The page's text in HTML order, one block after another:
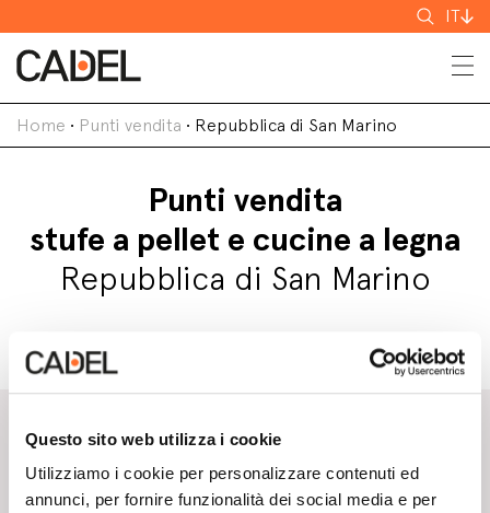
Questo sito web utilizza i cookie
Utilizziamo i cookie per personalizzare contenuti ed
annunci, per fornire funzionalità dei social media e per
Cerca
IT
Home • Punti vendita • Repubblica di San Marino
Punti vendita
stufe a pellet e cucine a legna
Repubblica di San Marino
Responsabile di zona Cadel
FILIPPINI MASSIMILIANO
Vedi Telefono